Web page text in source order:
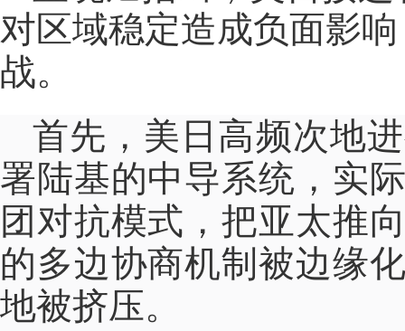
对区域稳定造成负面影
战。
首先，美日高频次地
署陆基的中导系统，实
团对抗模式，把亚太推
的多边协商机制被边缘
地被挤压。